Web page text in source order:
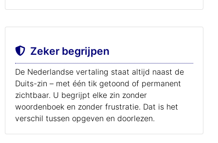
Zeker begrijpen
De Nederlandse vertaling staat altijd naast de
Duits-zin – met één tik getoond of permanent
zichtbaar. U begrijpt elke zin zonder
woordenboek en zonder frustratie. Dat is het
verschil tussen opgeven en doorlezen.